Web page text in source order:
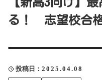
る！ 志望校合
投稿日 2025.04.08